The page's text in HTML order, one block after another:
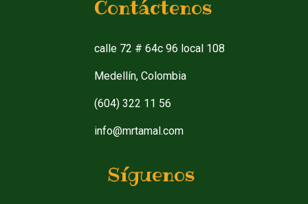
Contáctenos
calle 72 # 64c 96 local 108
Medellín, Colombia
(604) 322 11 56
info@mrtamal.com
Síguenos